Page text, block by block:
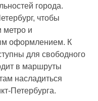
города.
чтобы
метро и
оформлением. К
для свободного
в маршруты
насладиться
Петербурга.